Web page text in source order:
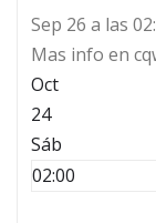
Sep 26 a las
Mas info en
Oct
24
Sáb
02:00